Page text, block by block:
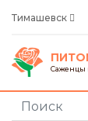
Тимашевск
Саженцы